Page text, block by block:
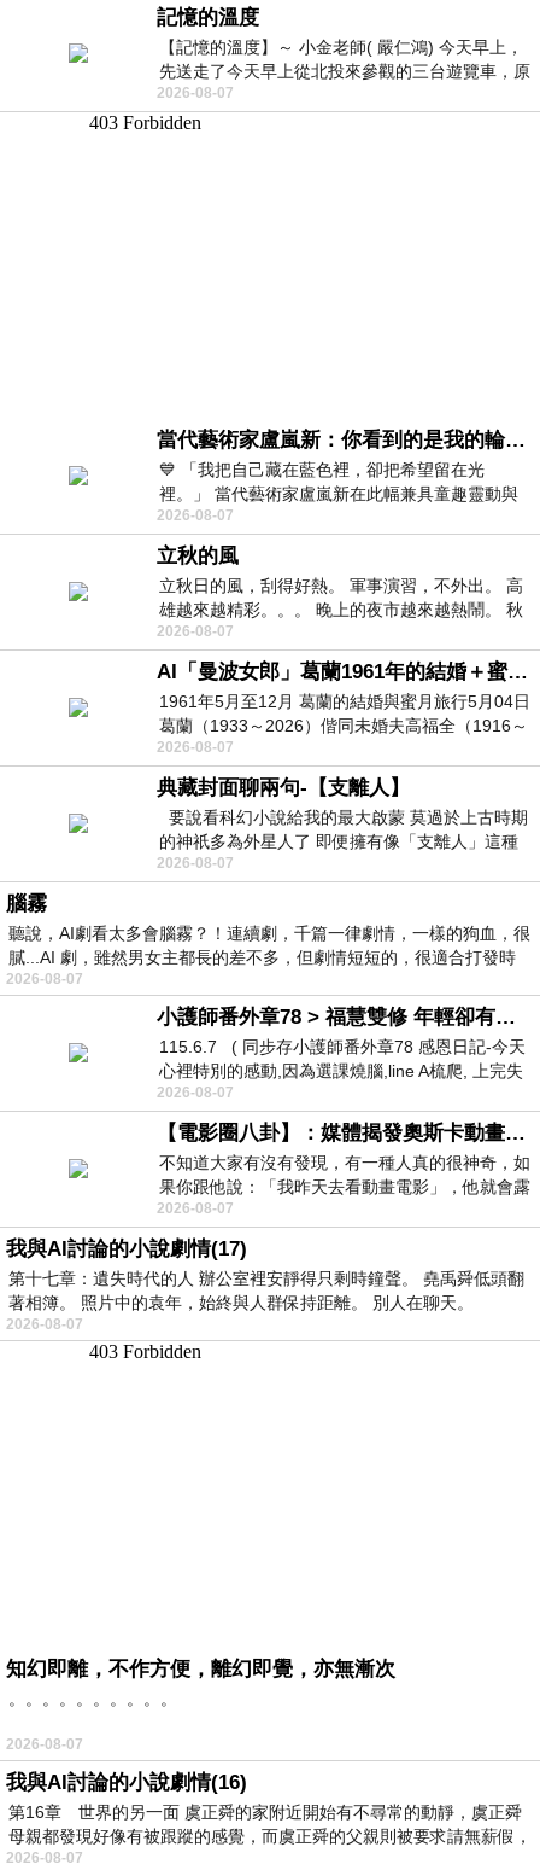
記憶的溫度
【記憶的溫度】～ 小金老師( 嚴仁鴻) 今天早上，
先送走了今天早上從北投來參觀的三台遊覽車，原
以為展場已經差不多要安靜下來，卻發
2026-08-07
當代藝術家盧嵐新：你看到的是我的輪廓，還是你的故事？——藏在藍色裡的希望與光
💙 「我把自己藏在藍色裡，卻把希望留在光
裡。」 當代藝術家盧嵐新在此幅兼具童趣靈動與
抽象韻味的新作中，用湛藍的羽翼般色塊包覆著
2026-08-07
立秋的風
立秋日的風，刮得好熱。 軍事演習，不外出。 高
雄越來越精彩。。。 晚上的夜市越來越熱鬧。 秋
天的風刮得很熱 夜遊消暑熱。。。
2026-08-07
AI「曼波女郎」葛蘭1961年的結婚＋蜜月旅行 #戀上老電影 #葛蘭 #粟子
1961年5月至12月 葛蘭的結婚與蜜月旅行5月04日
葛蘭（1933～2026）偕同未婚夫高福全（1916～
2004）乘郵輪赴倫敦6月15日於英國倫敦St.S
2026-08-07
典藏封面聊兩句-【支離人】
要說看科幻小說給我的最大啟蒙 莫過於上古時期
的神祇多為外星人了 即便擁有像「支離人」這種
驚世駭俗的神通法門 也未必讀
2026-08-07
腦霧
聽說，AI劇看太多會腦霧？！連續劇，千篇一律劇情，一樣的狗血，很
膩...AI 劇，雖然男女主都長的差不多，但劇情短短的，很適合打發時
2026-08-07
小護師番外章78 > 福慧雙修 年輕卻有個老靈魂 ㄑ金剛經〉podcast
115.6.7 ( 同步存小護師番外章78 感恩日記-今天
心裡特別的感動,因為選課燒腦,line A梳爬, 上完失
智課的她,特來傾
2026-08-07
【電影圈八卦】：媒體揭發奧斯卡動畫項目投票醜聞！好萊塢為什麼看不起動畫電影？
不知道大家有沒有發現，有一種人真的很神奇，如
果你跟他說：「我昨天去看動畫電影」，他就會露
出一種慈祥的微笑，然後問你是不是陪小
2026-08-07
我與AI討論的小說劇情(17)
第十七章：遺失時代的人 辦公室裡安靜得只剩時鐘聲。 堯禹舜低頭翻
著相簿。 照片中的袁年，始終與人群保持距離。 別人在聊天。
2026-08-07
知幻即離，不作方便，離幻即覺，亦無漸次
。。。。。。。。。。
2026-08-07
我與AI討論的小說劇情(16)
第16章 世界的另一面 虞正舜的家附近開始有不尋常的動靜，虞正舜
母親都發現好像有被跟蹤的感覺，而虞正舜的父親則被要求請無薪假，
2026-08-07